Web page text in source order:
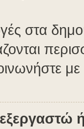
στα
με